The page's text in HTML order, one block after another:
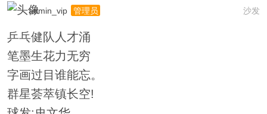
沙发
admin_vip 管理员
乒乓健队人才涌
笔墨生花力无穷
字画过目谁能忘。
群星荟萃镇长空!